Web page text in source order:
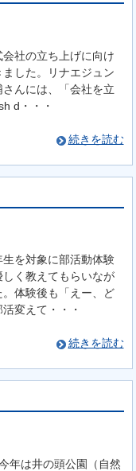
社の立ち上げに向け
した。リナエジュン
んには、「会社を立
d・・・
続きを読む
を対象に部活動体験
く教えてもらいなが
体験後も「えー、ど
変えて・・・
続きを読む
年は井の頭公園（自然